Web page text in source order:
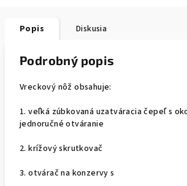
Popis Diskusia
Podrobný popis
Vreckový nôž obsahuje:
1. veľká zúbkovaná uzatváracia čepeľ s
jednoručné otváranie
2. krížový skrutkovač
3. otvárač na konzervy s